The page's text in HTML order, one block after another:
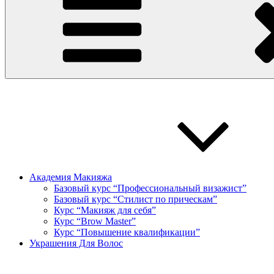
Академия Макияжа
Базовый курс “Профессиональный визажист”
Базовый курс “Стилист по прическам”
Курс “Макияж для себя”
Курс “Brow Master”
Курс “Повышение квалификации”
Украшения Для Волос